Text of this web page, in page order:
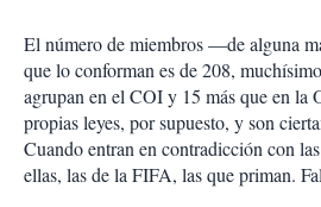
El número de miembros —de alguna
que lo conforman es de 208,
agrupan en el COI y 15 más que en la
propias leyes, por supuesto, y son
Cuando entran en contradicción con
ellas, las de la FIFA, las que priman.